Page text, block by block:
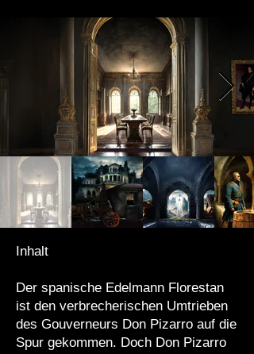
Inhalt
Der spanische Edelmann Florestan
ist den verbrecherischen Umtrieben
des Gouverneurs Don Pizarro auf die
Spur gekommen. Doch Don Pizarro